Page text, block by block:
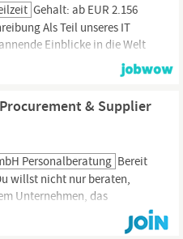
Gehalt: ab EUR 2.156
Als Teil unseres IT
Einblicke in die Welt
aktiv an Projekten
und
ist für bis zu 6
& Supplier
Personalberatung Bereit
willst nicht nur beraten,
Unternehmen, das
mit dir gemeinsam die
Management Transformation